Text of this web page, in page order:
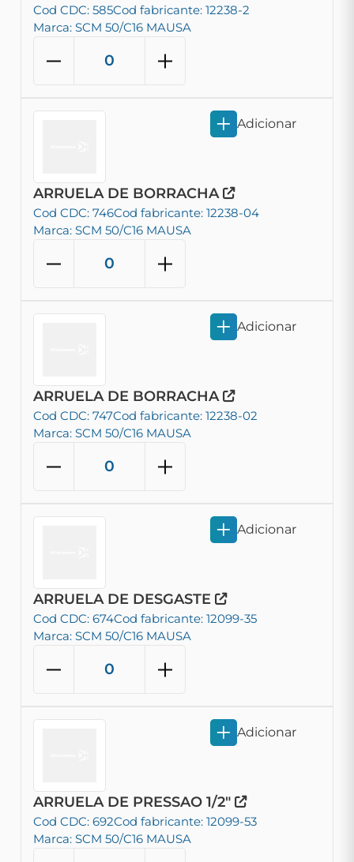
Cod CDC: 585Cod fabricante: 12238-2
Marca: SCM 50/C16 MAUSA
ARRUELA DE BORRACHA
Cod CDC: 746Cod fabricante: 12238-04
Marca: SCM 50/C16 MAUSA
Adicionar
ARRUELA DE BORRACHA
Cod CDC: 747Cod fabricante: 12238-02
Marca: SCM 50/C16 MAUSA
Adicionar
ARRUELA DE DESGASTE
Cod CDC: 674Cod fabricante: 12099-35
Marca: SCM 50/C16 MAUSA
Adicionar
ARRUELA DE PRESSAO 1/2"
Cod CDC: 692Cod fabricante: 12099-53
Marca: SCM 50/C16 MAUSA
Adicionar